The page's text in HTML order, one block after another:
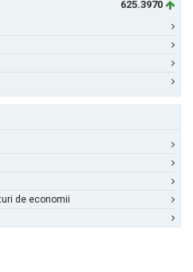
625.3970
de economii